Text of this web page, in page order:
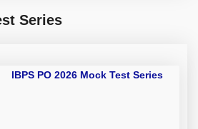
Series
IBPS PO 2026 Mock Test Series